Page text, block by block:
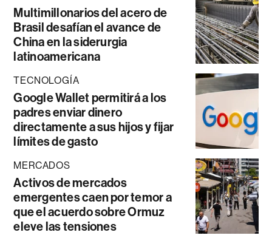
Multimillonarios del acero de
Brasil desafían el avance de
China en la siderurgia
latinoamericana
TECNOLOGÍA
Google Wallet permitirá a los
padres enviar dinero
directamente a sus hijos y fijar
límites de gasto
MERCADOS
Activos de mercados
emergentes caen por temor a
que el acuerdo sobre Ormuz
eleve las tensiones